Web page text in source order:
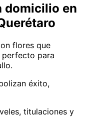
domicilio en
flores que
perfecto para
éxito,
titulaciones y